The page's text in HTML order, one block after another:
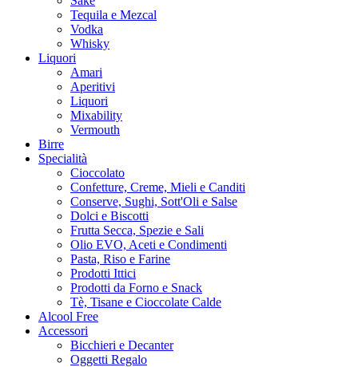
Tequila e Mezcal
Vodka
Whisky
Liquori
Amari
Aperitivi
Liquori
Mixability
Vermouth
Birre
Specialità
Cioccolato
Confetture, Creme, Mieli e Canditi
Conserve, Sughi, Sott'Oli e Salse
Dolci e Biscotti
Frutta Secca, Spezie e Sali
Olio EVO, Aceti e Condimenti
Pasta, Riso e Farine
Prodotti Ittici
Prodotti da Forno e Snack
Tè, Tisane e Cioccolate Calde
Alcool Free
Accessori
Bicchieri e Decanter
Oggetti Regalo